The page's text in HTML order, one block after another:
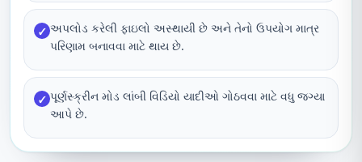
✓ અપલોડ કરેલી ફાઇલો અસ્થાયી છે અને તેનો ઉપયોગ માત્ર
પરિણામ બનાવવા માટે થાય છે.
✓ પૂર્ણસ્ક્રીન મોડ લાંબી વિડિયો યાદીઓ ગોઠવવા માટે વધુ જગ્યા
આપે છે.